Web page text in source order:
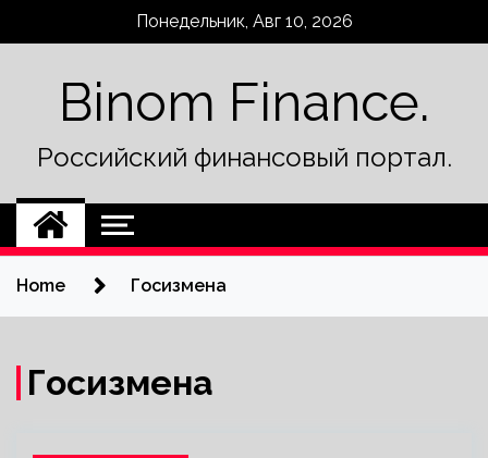
Понедельник, Авг 10, 2026
Binom Finance.
Российский финансовый портал.
Home Госизмена
Госизмена